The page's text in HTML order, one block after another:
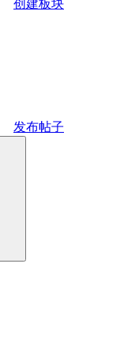
创建板块
发布帖子